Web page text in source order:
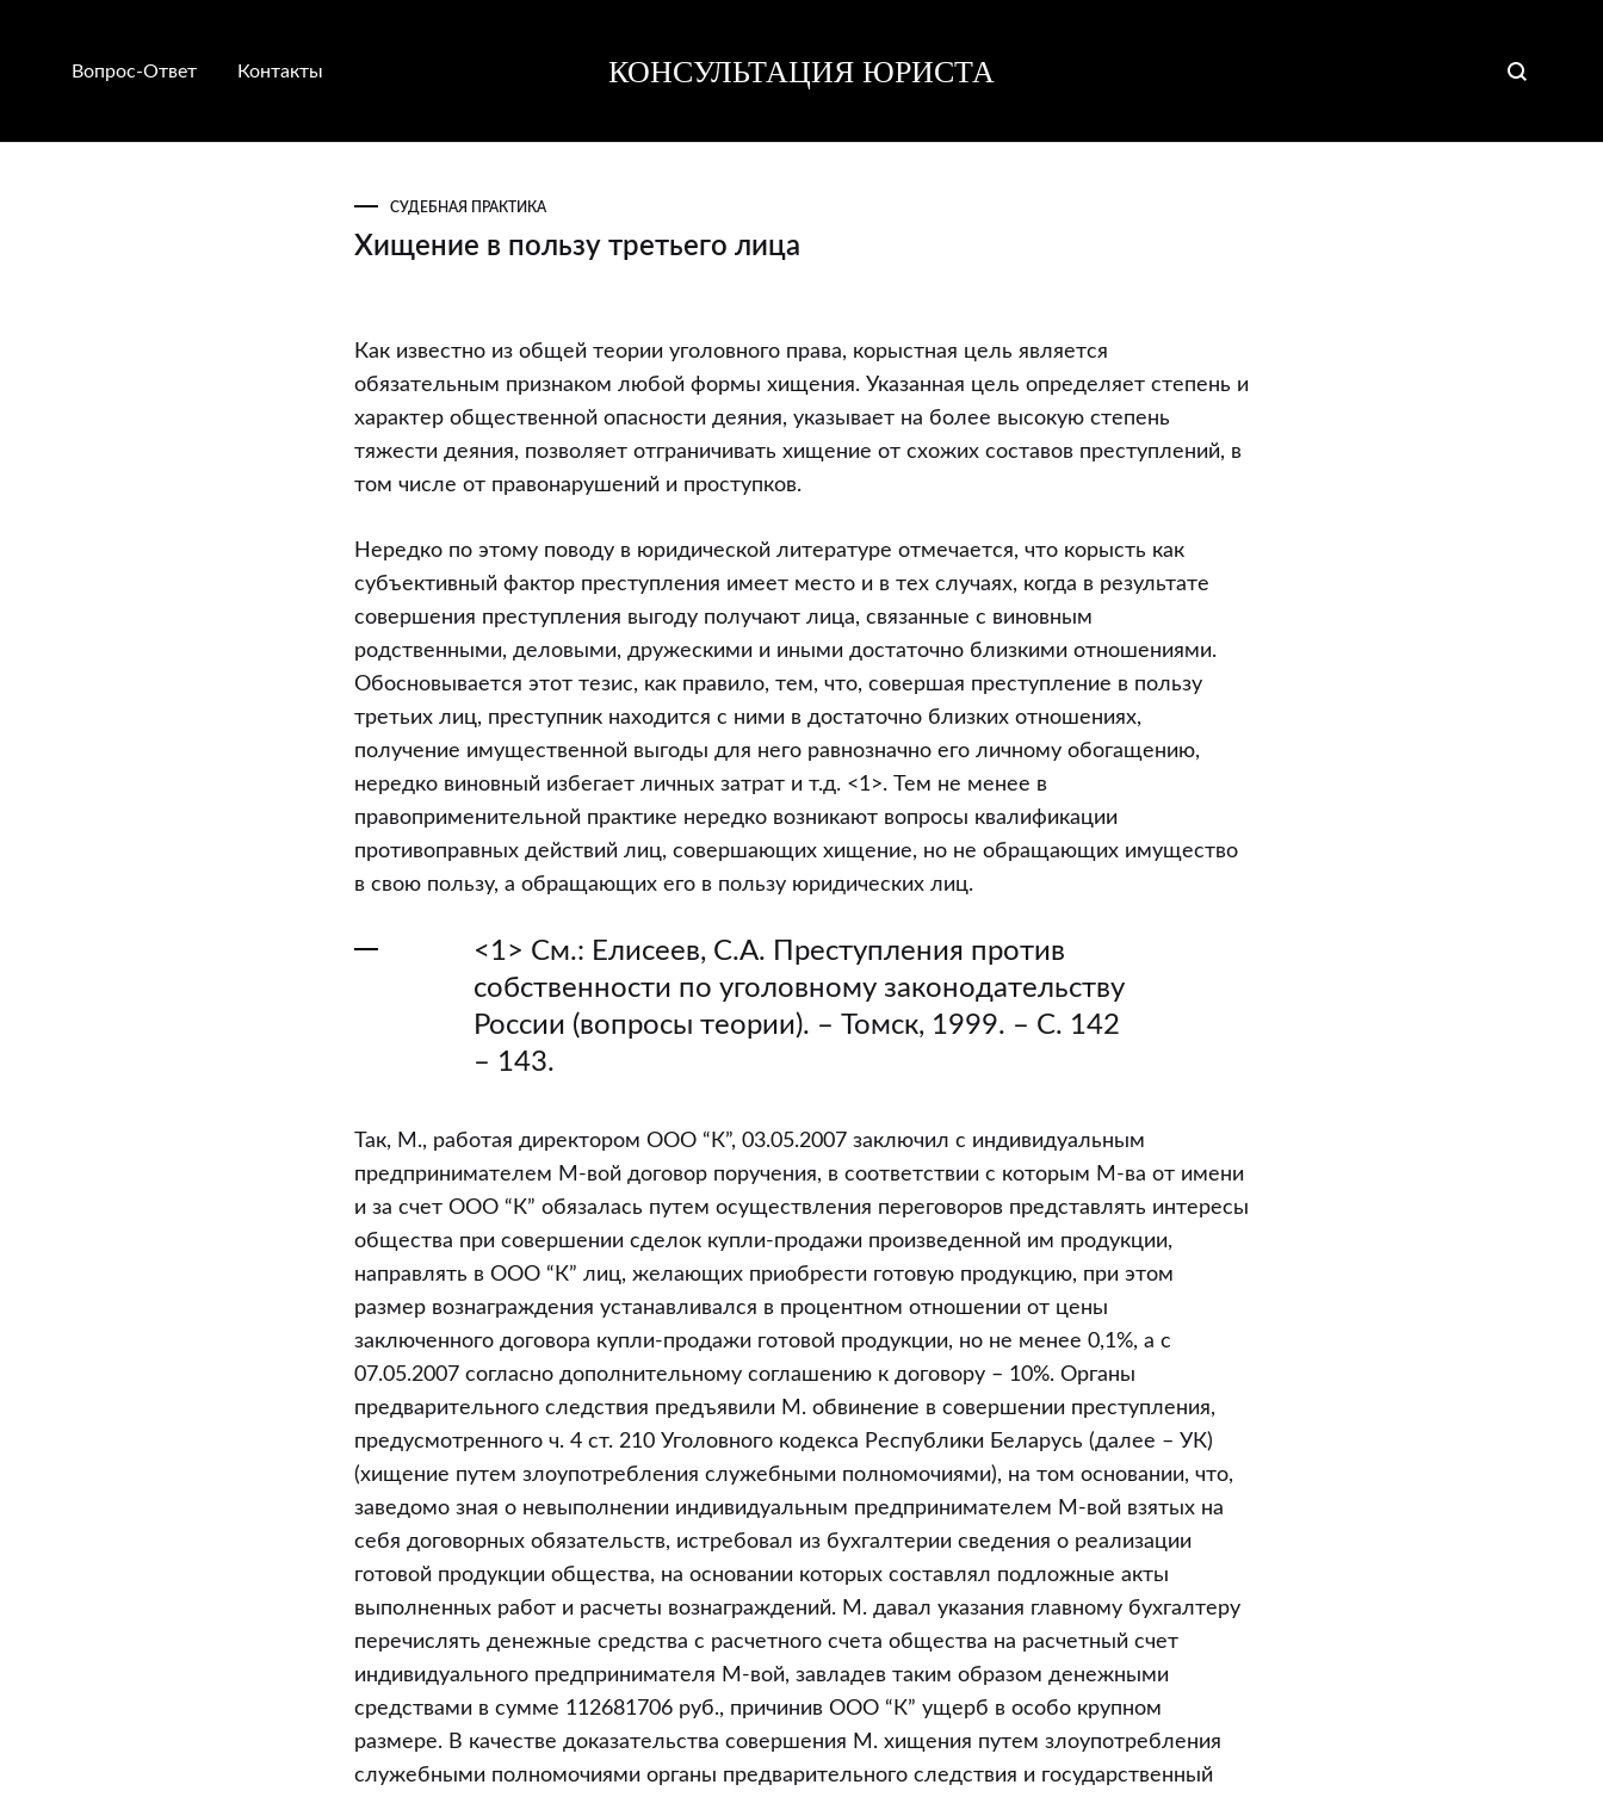
Вопрос-Ответ Контакты КОНСУЛЬТАЦИЯ ЮРИСТА
юриста
юриста
СУДЕБНАЯ ПРАКТИКА
Хищение в пользу третьего лица
Хищение
в
пользу
третьего
лица
Как известно из общей теории уголовного права, корыстная цель является
обязательным признаком любой формы хищения. Указанная цель определяет степень и
характер общественной опасности деяния, указывает на более высокую степень
тяжести деяния, позволяет отграничивать хищение от схожих составов преступлений, в
том числе от правонарушений и проступков.
Нередко по этому поводу в юридической литературе отмечается, что корысть как
субъективный фактор преступления имеет место и в тех случаях, когда в результате
совершения преступления выгоду получают лица, связанные с виновным
родственными, деловыми, дружескими и иными достаточно близкими отношениями.
Обосновывается этот тезис, как правило, тем, что, совершая преступление в пользу
третьих лиц, преступник находится с ними в достаточно близких отношениях,
получение имущественной выгоды для него равнозначно его личному обогащению,
нередко виновный избегает личных затрат и т.д. <1>. Тем не менее в
правоприменительной практике нередко возникают вопросы квалификации
противоправных действий лиц, совершающих хищение, но не обращающих имущество
в свою пользу, а обращающих его в пользу юридических лиц.
<1> См.: Елисеев, С.А. Преступления против
собственности по уголовному законодательству
России (вопросы теории). – Томск, 1999. – С. 142
– 143.
Так, М., работая директором ООО “К”, 03.05.2007 заключил с индивидуальным
предпринимателем М-вой договор поручения, в соответствии с которым М-ва от имени
и за счет ООО “К” обязалась путем осуществления переговоров представлять интересы
общества при совершении сделок купли-продажи произведенной им продукции,
направлять в ООО “К” лиц, желающих приобрести готовую продукцию, при этом
размер вознаграждения устанавливался в процентном отношении от цены
заключенного договора купли-продажи готовой продукции, но не менее 0,1%, а с
07.05.2007 согласно дополнительному соглашению к договору – 10%. Органы
предварительного следствия предъявили М. обвинение в совершении преступления,
предусмотренного ч. 4 ст. 210 Уголовного кодекса Республики Беларусь (далее – УК)
(хищение путем злоупотребления служебными полномочиями), на том основании, что,
заведомо зная о невыполнении индивидуальным предпринимателем М-вой взятых на
себя договорных обязательств, истребовал из бухгалтерии сведения о реализации
готовой продукции общества, на основании которых составлял подложные акты
выполненных работ и расчеты вознаграждений. М. давал указания главному бухгалтеру
перечислять денежные средства с расчетного счета общества на расчетный счет
индивидуального предпринимателя М-вой, завладев таким образом денежными
средствами в сумме 112681706 руб., причинив ООО “К” ущерб в особо крупном
размере. В качестве доказательства совершения М. хищения путем злоупотребления
служебными полномочиями органы предварительного следствия и государственный